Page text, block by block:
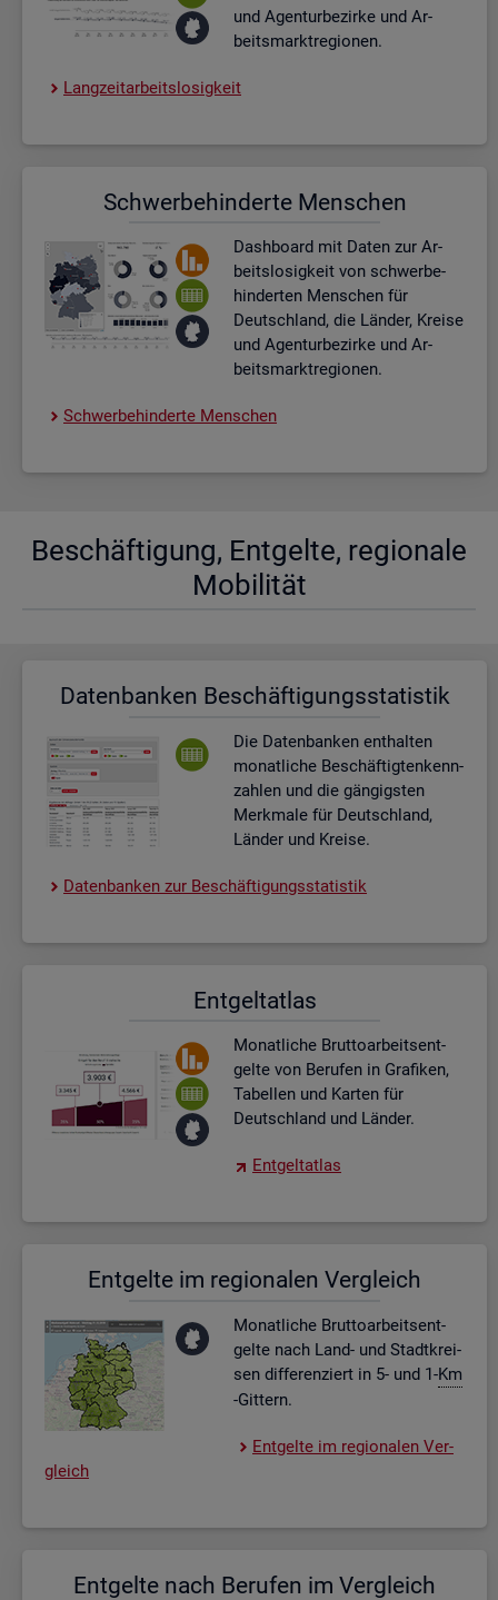
und Agen­tur­be­zir­ke und Ar­
beits­markt­re­gio­nen.
Lang­zeit­ar­beits­lo­sig­keit
Schwer­be­hin­der­te Men­schen
Dash­board mit Daten zur Ar­
beits­lo­sig­keit von schwer­be­
hin­der­ten Men­schen für
Deutsch­land, die Län­der, Krei­se
und Agen­tur­be­zir­ke und Ar­
beits­markt­re­gio­nen.
Schwer­be­hin­der­te Men­schen
Be­schäf­ti­gung, Ent­gel­te, re­gio­na­le
Mo­bi­li­tät
Da­ten­ban­ken Be­schäf­ti­gungs­sta­tis­tik
Die Da­ten­ban­ken ent­hal­ten
mo­nat­li­che Be­schäf­tig­ten­kenn­
zah­len und die gän­gigs­ten
Merk­ma­le für Deutsch­land,
Län­der und Krei­se.
Da­ten­ban­ken zur Be­schäf­ti­gungs­sta­tis­tik
Ent­gel­t­at­las
Mo­nat­li­che Brut­to­ar­beits­ent­
gel­te von Be­ru­fen in Gra­fi­ken,
Ta­bel­len und Kar­ten für
Deutsch­land und Län­der.
Ent­gel­t­at­las
Ent­gel­te im re­gio­na­len Ver­gleich
Mo­nat­li­che Brut­to­ar­beits­ent­
gel­te nach Land- und Stadt­krei­
sen dif­fe­ren­ziert in 5- und 1-Km
-Git­tern.
Ent­gel­te im re­gio­na­len Ver­
gleich
Ent­gel­te nach Be­ru­fen im Ver­gleich